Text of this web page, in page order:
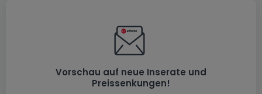
Vorschau auf neue Inserate und
Preissenkungen!